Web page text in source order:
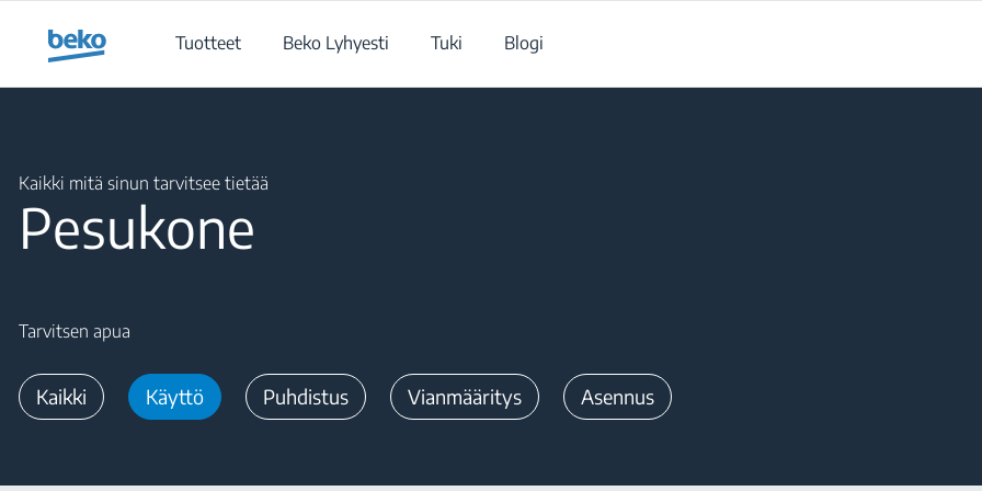
Tuotteet
Beko Lyhyesti Tuki Blogi
Kaikki mitä sinun tarvitsee tietää
Pesukone
Tarvitsen apua
Kaikki Käyttö Puhdistus Vianmääritys Asennus